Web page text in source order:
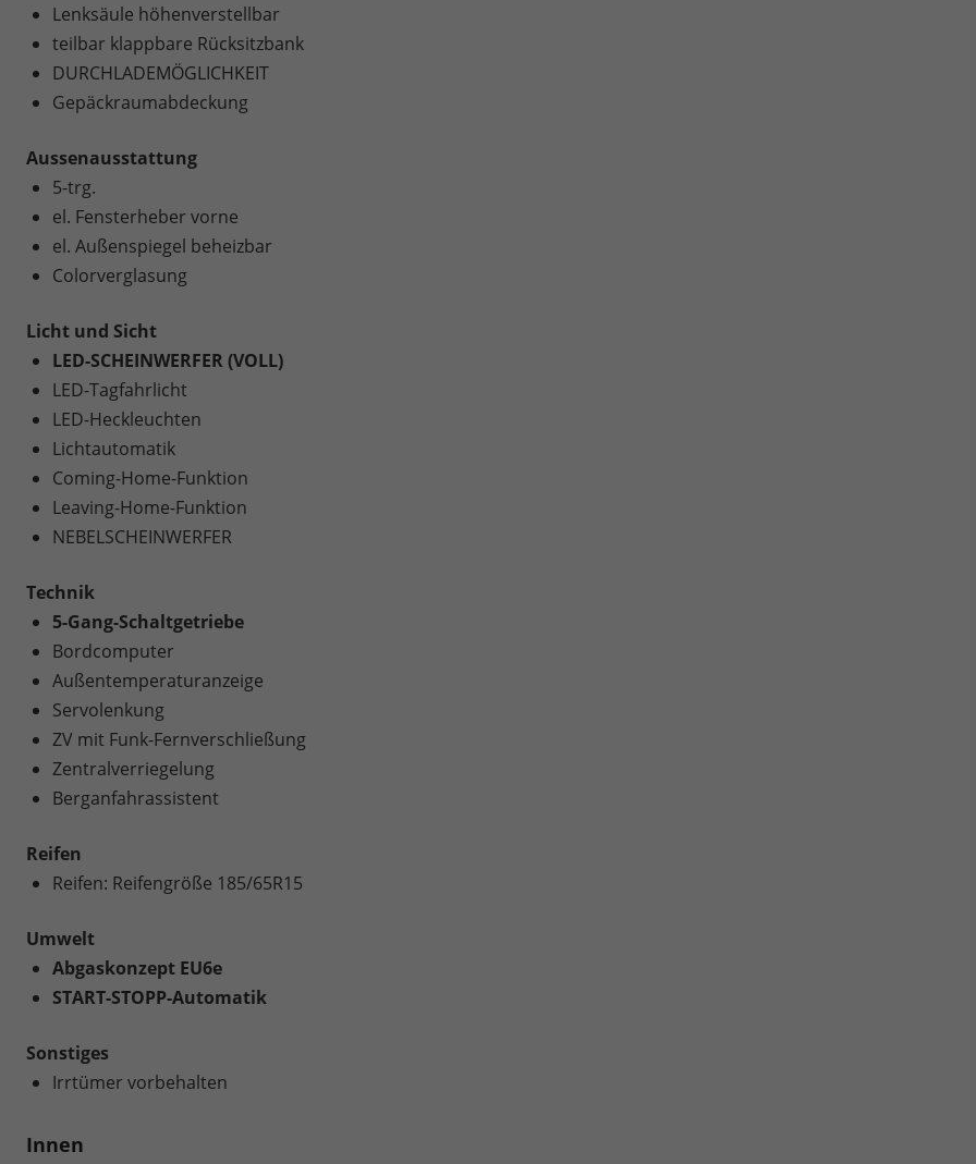
Lenksäule höhenverstellbar
teilbar klappbare Rücksitzbank
DURCHLADEMÖGLICHKEIT
Gepäckraumabdeckung
Aussenausstattung
5-trg.
el. Fensterheber vorne
el. Außenspiegel beheizbar
Colorverglasung
Licht und Sicht
LED-SCHEINWERFER (VOLL)
LED-Tagfahrlicht
LED-Heckleuchten
Lichtautomatik
Coming-Home-Funktion
Leaving-Home-Funktion
NEBELSCHEINWERFER
Technik
5-Gang-Schaltgetriebe
Bordcomputer
Außentemperaturanzeige
Servolenkung
ZV mit Funk-Fernverschließung
Zentralverriegelung
Berganfahrassistent
Reifen
Reifen: Reifengröße 185/65R15
Umwelt
Abgaskonzept EU6e
START-STOPP-Automatik
Sonstiges
Irrtümer vorbehalten
Innen